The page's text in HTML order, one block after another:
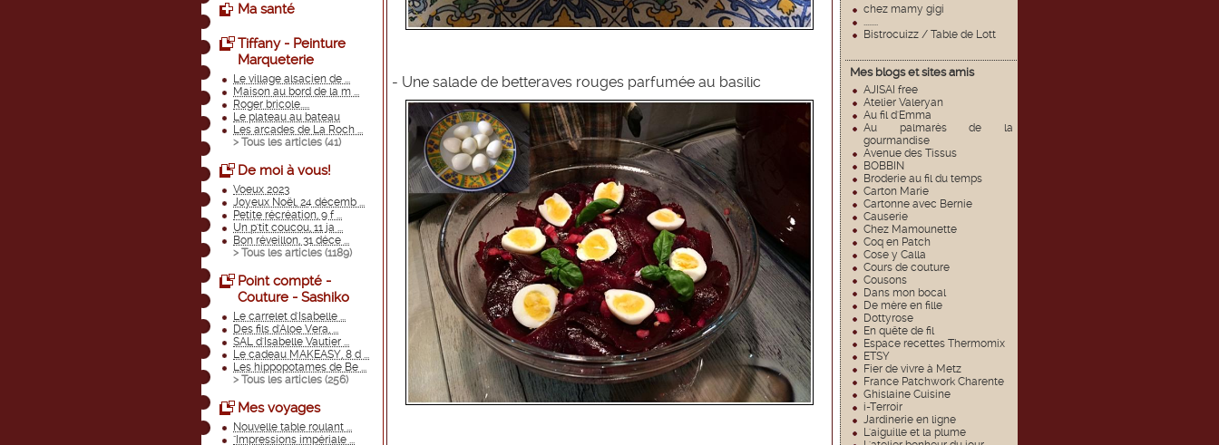
chez mamy gigi
........
Bistrocuizz / Table de Lott
Mes blogs et sites amis
AJISAI free
Atelier Valeryan
Au fil d'Emma
Au palmarès de la
gourmandise
Avenue des Tissus
BOBBIN
Broderie au fil du temps
Carton Marie
Cartonne avec Bernie
Causerie
Chez Mamounette
Coq en Patch
Cose y Calla
Cours de couture
Cousons
Dans mon bocal
De mère en fille
Dottyrose
En quête de fil
Espace recettes Thermomix
ETSY
Fier de vivre à Metz
France Patchwork Charente
Ghislaine Cuisine
i-Terroir
Jardinerie en ligne
L'aiguille et la plume
Ma santé
Tiffany - Peinture
Marqueterie
Le village alsacien de ...
Maison au bord de la m ...
Roger bricole.....
Le plateau au bateau
Les arcades de La Roch ...
> Tous les articles (41)
De moi à vous!
Voeux 2023
Joyeux Noël, 24 décemb ...
Petite récréation, 9 f ...
Un p'tit coucou, 11 ja ...
Bon réveillon, 31 déce ...
> Tous les articles (1189)
Point compté -
Couture - Sashiko
Le carrelet d'Isabelle ...
Des fils d'Aloe Vera, ...
SAL d'Isabelle Vautier ...
Le cadeau MAKEASY, 8 d ...
Les hippopotames de Be ...
> Tous les articles (256)
Mes voyages
Nouvelle table roulant ...
"Impressions impériale ...
- Une salade de betteraves rouges parfumée au basilic